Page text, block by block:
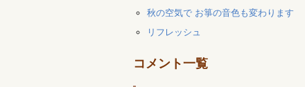
秋の空気で お箏の音色も変わります
リフレッシュ
コメント一覧